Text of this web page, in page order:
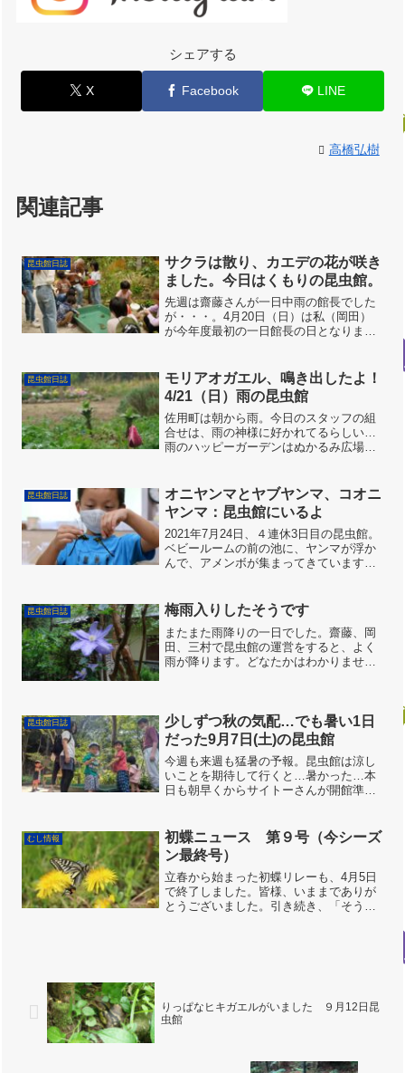
シェアする
X Facebook LINE
高橋弘樹
関連記事
昆虫館日誌
サクラは散り、カエデの花が咲き
ました。今日はくもりの昆虫館。
先週は齋藤さんが一日中雨の館長でした
が・・・。4月20日（日）は私（岡田）
が今年度最初の一日館長の日となりまし
午前中は意外なことに肌寒く、館内は暖
房を効かせ暖をとりまし...
昆虫館日誌
モリアオガエル、鳴き出したよ！
4/21（日）雨の昆虫館
佐用町は朝から雨。今日のスタッフの組
合せは、雨の神様に好かれてるらしい…
雨のハッピーガーデンはぬかるみ広場に
場には木材が積まれていて、虫とりする
子は危険なので近寄らない...
昆虫館日誌
オニヤンマとヤブヤンマ、コオニ
ヤンマ：昆虫館にいるよ
2021年7月24日、４連休3日目の昆虫館。
ベビールームの前の池に、ヤンマが浮か
んで、アメンボが集まってきています。
マが死んでる！」と口走っていました。
アメンボは水面に落...
昆虫館日誌 梅雨入りしたそうです
またまた雨降りの一日でした。齋藤、岡
田、三村で昆虫館の運営をすると、よく
雨が降ります。どなたかはわかりません
と一周したところ、20匹...
昆虫館日誌
少しずつ秋の気配…でも暑い1日
だった9月7日(土)の昆虫館
今週も来週も猛暑の予報。昆虫館は涼し
いことを期待して行くと…暑かった…本
日も朝早くからサイトーさんが開館準備
ンミンゼミが大合宿する中、何か秋の虫
いないかな〜と散策。ニワ...
むし情報
初蝶ニュース 第９号（今シーズ
ン最終号）
立春から始まった初蝶リレーも、4月5日
で終了しました。皆様、いままでありが
とうございました。引き続き、「そう
りっぱなヒキガエルがいました ９月12日昆
虫館